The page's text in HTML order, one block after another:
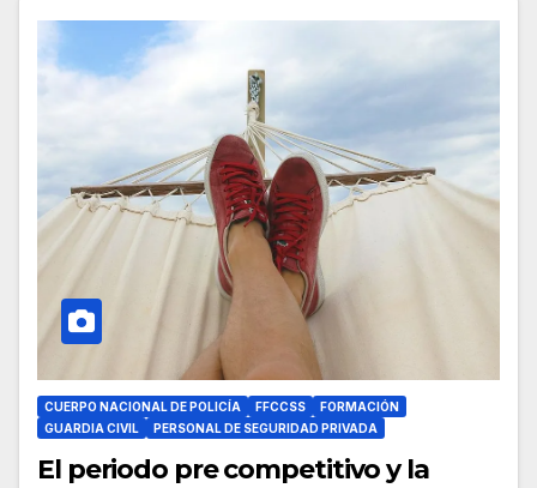
CUERPO NACIONAL DE POLICÍA FFCCSS
FORMACIÓN
GUARDIA CIVIL
PERSONAL DE SEGURIDAD PRIVADA
El periodo pre competitivo y la